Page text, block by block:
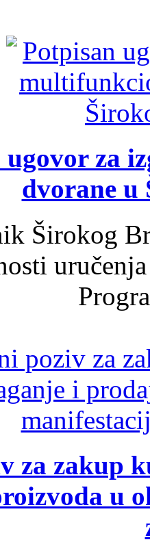
ugovor za
dvorane u
Širokog
za zakup
u